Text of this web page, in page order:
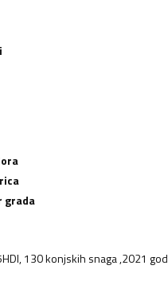
grada
130 konjskih snaga ,2021